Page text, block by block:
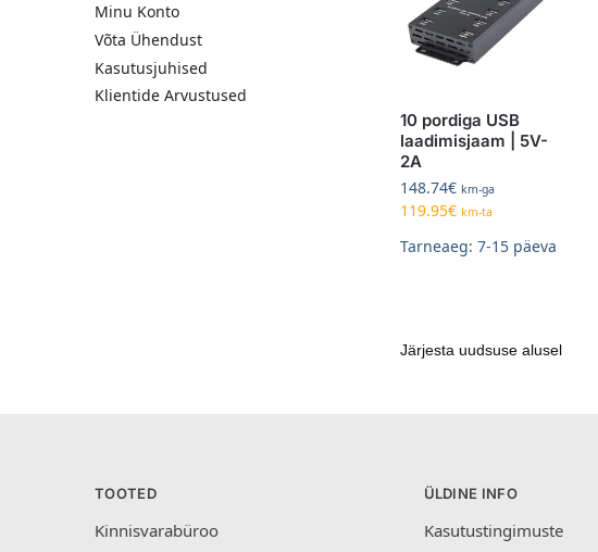
10 pordiga USB
laadimisjaam | 5V-
2A
148.74€ km-ga
119.95€ km-ta
Tarneaeg: 7-15 päeva
Minu Konto
Võta Ühendust
Kasutusjuhised
Klientide Arvustused
TOOTED
Kinnisvarabüroo
ÜLDINE INFO
Kasutustingimuste